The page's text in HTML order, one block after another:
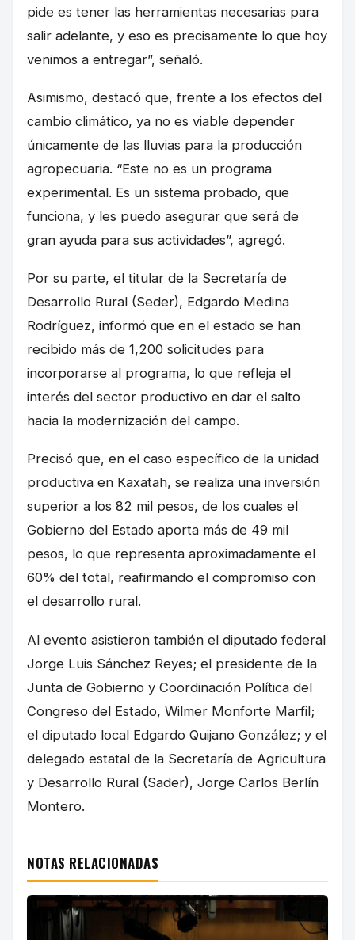
pide es tener las herramientas necesarias para
salir adelante, y eso es precisamente lo que hoy
venimos a entregar”, señaló.
Asimismo, destacó que, frente a los efectos del
cambio climático, ya no es viable depender
únicamente de las lluvias para la producción
agropecuaria. “Este no es un programa
experimental. Es un sistema probado, que
funciona, y les puedo asegurar que será de
gran ayuda para sus actividades”, agregó.
Por su parte, el titular de la Secretaría de
Desarrollo Rural (Seder), Edgardo Medina
Rodríguez, informó que en el estado se han
recibido más de 1,200 solicitudes para
incorporarse al programa, lo que refleja el
interés del sector productivo en dar el salto
hacia la modernización del campo.
Precisó que, en el caso específico de la unidad
productiva en Kaxatah, se realiza una inversión
superior a los 82 mil pesos, de los cuales el
Gobierno del Estado aporta más de 49 mil
pesos, lo que representa aproximadamente el
60% del total, reafirmando el compromiso con
el desarrollo rural.
Al evento asistieron también el diputado federal
Jorge Luis Sánchez Reyes; el presidente de la
Junta de Gobierno y Coordinación Política del
Congreso del Estado, Wilmer Monforte Marfil;
el diputado local Edgardo Quijano González; y el
delegado estatal de la Secretaría de Agricultura
y Desarrollo Rural (Sader), Jorge Carlos Berlín
Montero.
NOTAS RELACIONADAS